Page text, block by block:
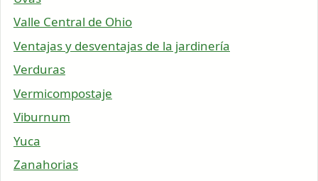
Valle Central de Ohio
Ventajas y desventajas de la jardinería
Verduras
Vermicompostaje
Viburnum
Yuca
Zanahorias